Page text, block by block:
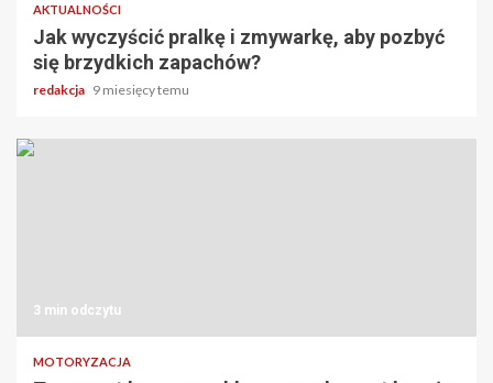
AKTUALNOŚCI
Jak wyczyścić pralkę i zmywarkę, aby pozbyć
się brzydkich zapachów?
redakcja 9 miesięcy temu
3 min odczytu
MOTORYZACJA